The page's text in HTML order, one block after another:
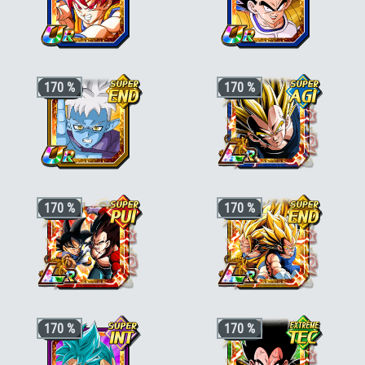
perso est aussi de catégorie
"Kamehameha"
+3 ki, +200% HP & +170% ATT/DEF
pour la catégorie"Divin","Eveil
miraculeux"ou"Le Pouvoir des voeux"
+50% stats bonus si aussi
légendaire","Lien d'amitié"
des films"
+3 ki, +200% HP & +170% ATT/DEF
pour la catégorie"Saga des Saiyans"
"Combat rapide", +50% stats bonus
"En mission","Puissance de
Gorille"ou"Dernier atout"
170 %
+3 ki, +200% stats pour la catégorie
"Pouvoir démoniaque"; +3 ki, +170%
stats pour la catégorie"Prodiges du
combat"ou"Combat rapide"
"Pouvoir démoniaque"), +30% stats
bonus si aussi"Chercheurs de boules
de cristal"
170 %
+3 ki, +200% HP & +170% ATT/DEF
pour la catégorie"Héritier","Guerrier
fusionné"ou"Saiyan pur", +50% stats
bonus si aussi"Guerriers de génie"
"Fusion"
170 %
Ki +3, PV, ATT et DÉF +170 % pour la
catégorie"Le pouvoir des vœux"
"Combat du destin", et KI +1, PV, ATT et
DÉF +30 % en plus si le perso est aussi
170 %
Ki +3, PV, ATT et DÉF +170 % pour la
catégorie"Le pouvoir des vœux"
"Dernier atout"et KI +1, PV, ATT et DÉF
+30 % en plus si le perso est aussi de
170 % 170 %